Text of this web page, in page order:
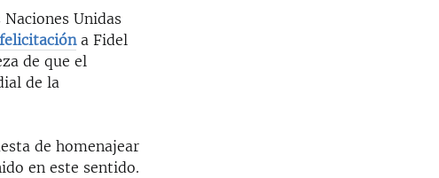
Unidas
a Fidel
de que el
de la
de homenajear
en este sentido.